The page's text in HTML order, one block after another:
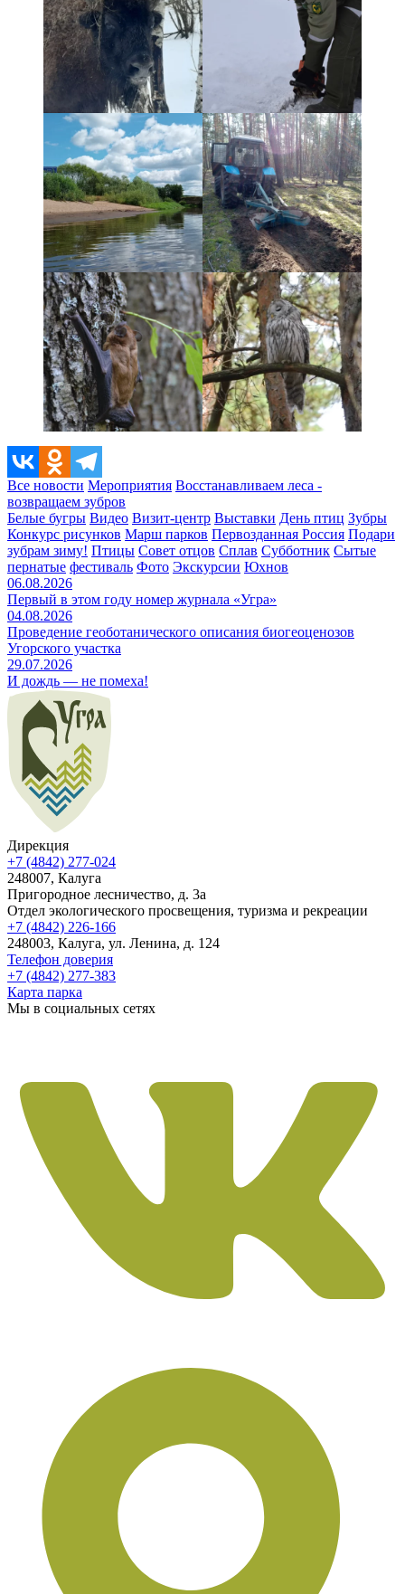
Все новости Мероприятия Восстанавливаем леса -
возвращаем зубров
Белые бугры Видео Визит-центр Выставки День птиц Зубры
Конкурс рисунков Марш парков Первозданная Россия Подари
зубрам зиму! Птицы Совет отцов Сплав Субботник Сытые
пернатые фестиваль Фото Экскурсии Юхнов
06.08.2026
Первый в этом году номер журнала «Угра»
04.08.2026
Проведение геоботанического описания биогеоценозов
Угорского участка
29.07.2026
И дождь — не помеха!
Дирекция
+7 (4842) 277-024
248007, Калуга
Пригородное лесничество, д. 3а
Отдел экологического просвещения, туризма и рекреации
+7 (4842) 226-166
248003, Калуга, ул. Ленина, д. 124
Телефон доверия
+7 (4842) 277-383
Карта парка
Мы в социальных сетях